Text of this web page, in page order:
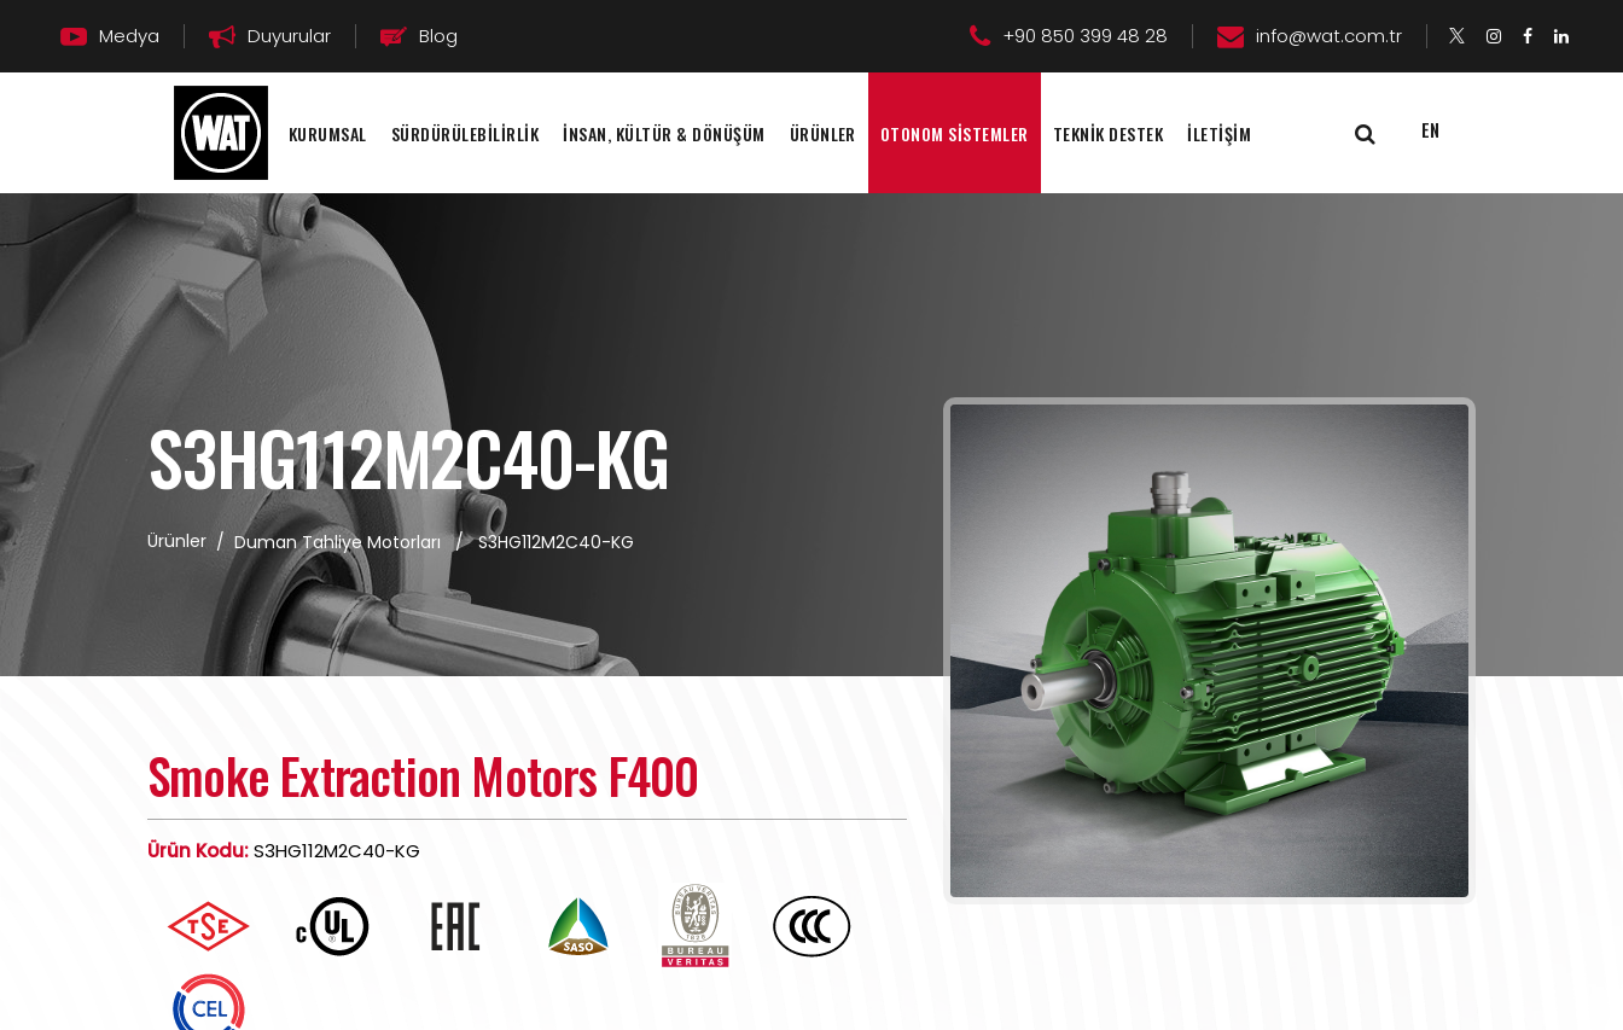
Medya Duyurular Blog +90 850 399 48 28 info@wat.com.tr
KURUMSAL SÜRDÜRÜLEBİLİRLİK İNSAN, KÜLTÜR & DÖNÜŞÜM ÜRÜNLER OTONOM SİSTEMLER TEKNİK DESTEK İLETİŞİM EN
S3HG112M2C40-KG
Ürünler / Duman Tahliye Motorları / S3HG112M2C40-KG
Smoke Extraction Motors F400
Ürün Kodu:S3HG112M2C40-KG